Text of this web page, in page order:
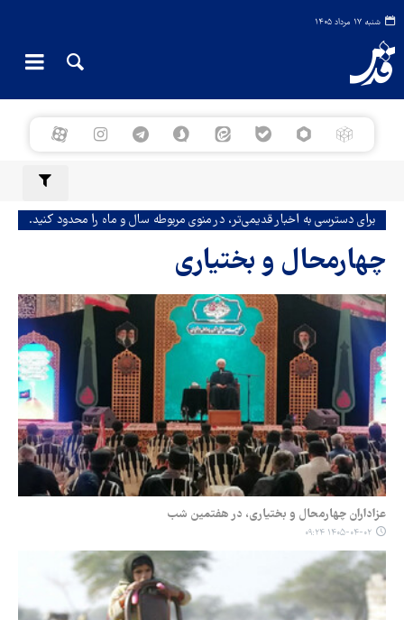
شنبه ۱۷ مرداد ۱۴۰۵
برای دسترسی به اخبار قدیمی‌تر، در منوی مربوطه سال و ماه را محدود کنید.
چهارمحال و بختیاری
عزاداران چهارمحال و بختیاری، در هفتمین شب
۱۴۰۵-۰۴-۰۲ ۰۹:۲۴